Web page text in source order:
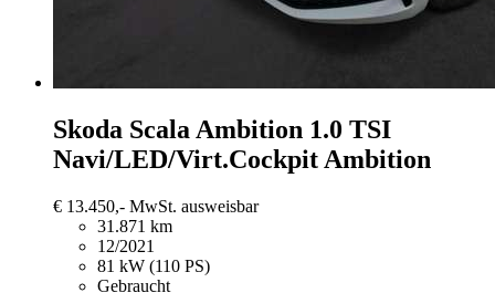
Skoda ScalaAmbition 1.0 TSI
Navi/LED/Virt.Cockpit Ambition
€ 13.450,- MwSt. ausweisbar
31.871 km
12/2021
81 kW (110 PS)
Gebraucht